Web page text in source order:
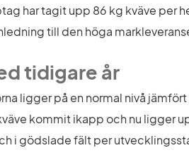
har tagit upp 86 kg kväve per
till den höga
tidigare år
ligger på en normal nivå
kommit ikapp och nu ligger
i gödslade fält per